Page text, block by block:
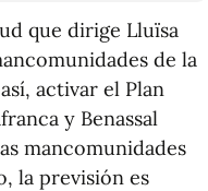
que dirige Lluïsa
de la
activar el Plan
y Benassal
mancomunidades
la previsión es